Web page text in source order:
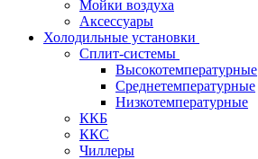
Мойки воздуха
Аксессуары
Холодильные установки
Сплит-системы
Высокотемпературные
Среднетемпературные
Низкотемпературные
ККБ
ККС
Чиллеры